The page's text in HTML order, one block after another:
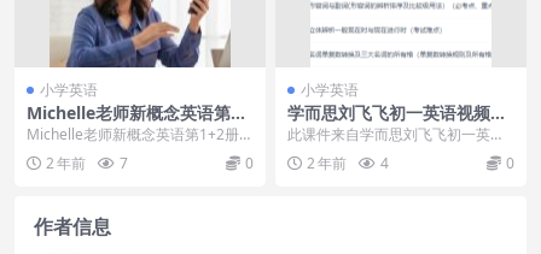
小学英语
Michelle老师新概念英语第1+
2册中外教双师伴学视频课程
Michelle老师新概念英语第1+2册中
外教双师伴学视频课程中教Michel
l... 2 年前 7 0
小学英语
学而思刘飞飞初一英语视频课
程（六次课攻破语法高频考
此课件来自学而思刘飞飞初一英语
视频课程（六次课攻破语法高频考
点），主讲刘飞飞老师...
2 年前 4 0
作者信息